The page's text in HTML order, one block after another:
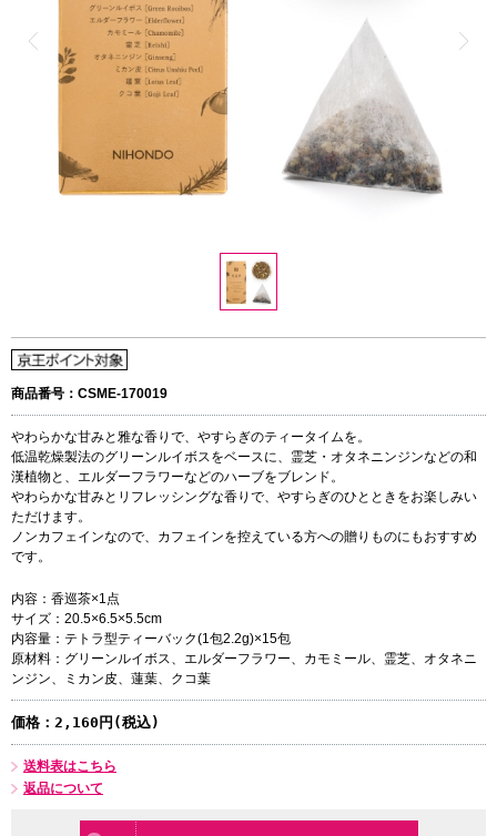
商品番号：CSME-170019
やわらかな甘みと雅な香りで、やすらぎのティータイムを。
低温乾燥製法のグリーンルイボスをベースに、霊芝・オタネニンジンなどの和
漢植物と、エルダーフラワーなどのハーブをブレンド。
やわらかな甘みとリフレッシングな香りで、やすらぎのひとときをお楽しみい
ただけます。
ノンカフェインなので、カフェインを控えている方への贈りものにもおすすめ
です。
内容：香巡茶×1点
サイズ：20.5×6.5×5.5cm
内容量：テトラ型ティーバック(1包2.2g)×15包
原材料：グリーンルイボス、エルダーフラワー、カモミール、霊芝、オタネニ
ンジン、ミカン皮、蓮葉、クコ葉
価格： 2,160円(税込)
送料表はこちら
返品について